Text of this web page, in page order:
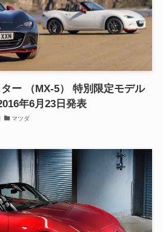
ー （MX-5） 特別限定モデル
年6月23日発表
マツダ